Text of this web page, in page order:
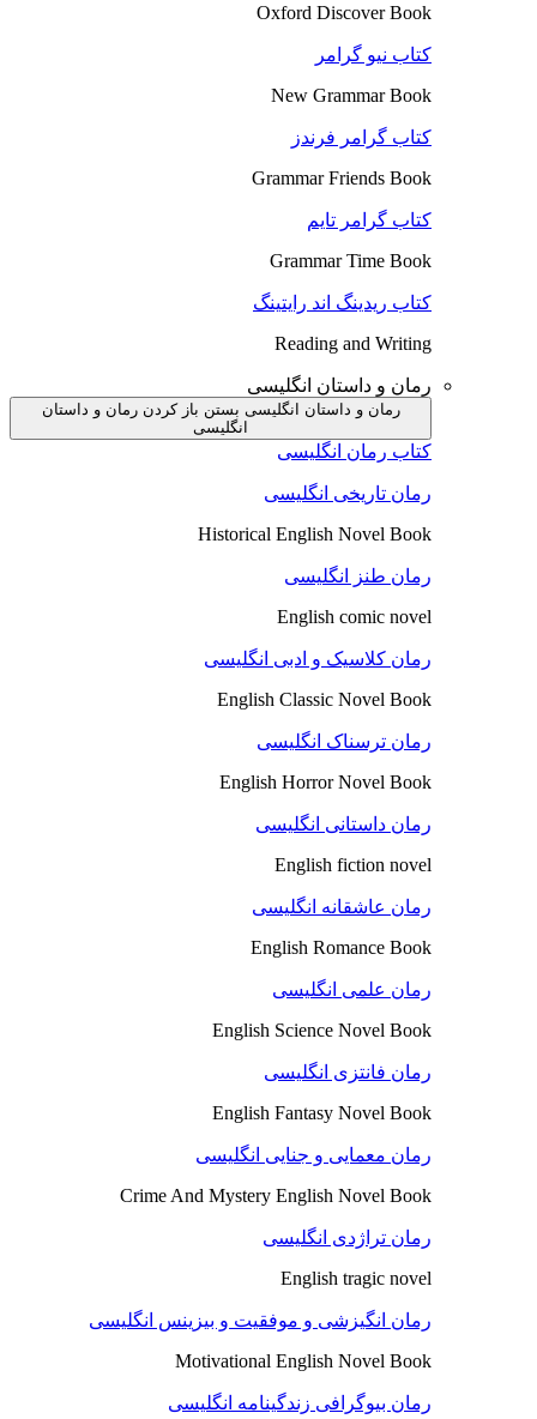
Oxford Discover Book
کتاب نیو گرامر
New Grammar Book
کتاب گرامر فرندز
Grammar Friends Book
کتاب گرامر تایم
Grammar Time Book
کتاب ریدینگ اند رایتینگ
Reading and Writing
رمان و داستان انگلیسی
رمان و داستان انگلیسی بستن باز کردن رمان و داستان
انگلیسی
کتاب رمان انگلیسی
رمان تاریخی انگلیسی
Historical English Novel Book
رمان طنز انگلیسی
English comic novel
رمان کلاسیک و ادبی انگلیسی
English Classic Novel Book
رمان ترسناک انگلیسی
English Horror Novel Book
رمان داستانی انگلیسی
English fiction novel
رمان عاشقانه انگلیسی
English Romance Book
رمان علمی انگلیسی
English Science Novel Book
رمان فانتزی انگلیسی
English Fantasy Novel Book
رمان معمایی و جنایی انگلیسی
Crime And Mystery English Novel Book
رمان تراژدی انگلیسی
English tragic novel
رمان انگیزشی و موفقیت و بیزینس انگلیسی
Motivational English Novel Book
رمان بیوگرافی زندگینامه انگلیسی